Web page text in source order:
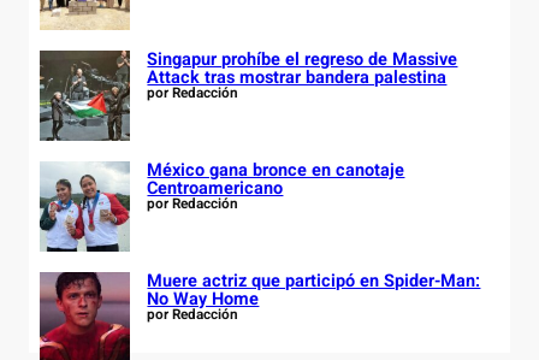
Singapur prohíbe el regreso de Massive
Attack tras mostrar bandera palestina
por Redacción
México gana bronce en canotaje
Centroamericano
por Redacción
Muere actriz que participó en Spider-Man:
No Way Home
por Redacción